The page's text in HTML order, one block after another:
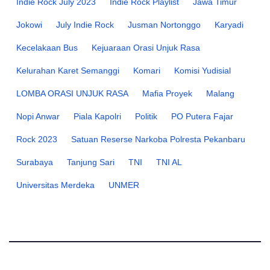
Jokowi July Indie Rock Jusman Nortonggo Karyadi
Kecelakaan Bus Kejuaraan Orasi Unjuk Rasa
Kelurahan Karet Semanggi Komari Komisi Yudisial
LOMBA ORASI UNJUK RASA Mafia Proyek Malang
Nopi Anwar Piala Kapolri Politik PO Putera Fajar
Rock 2023 Satuan Reserse Narkoba Polresta Pekanbaru
Surabaya Tanjung Sari TNI TNI AL
Universitas Merdeka UNMER